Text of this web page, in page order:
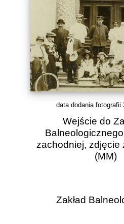
data dodania fotografii
Wejście do
zachodniej, zdjęcie
(MM)
Zakład